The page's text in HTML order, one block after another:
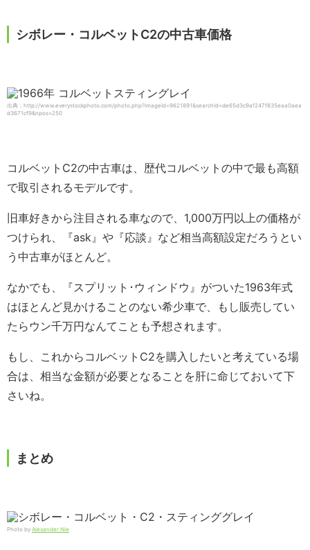
シボレー・コルベットC2の中古車価格
出典：http://www.everystockphoto.com/photo.php?imageId=9621891&searchId=de65d3c9af247f835eaa0aea
d3671cf9&npos=250
コルベットC2の中古車は、歴代コルベットの中で最も高額
で取引されるモデルです。
旧車好きから注目される車なので、1,000万円以上の価格が
つけられ、『ask』や『応談』など相当高額設定だろうとい
う中古車がほとんど。
なかでも、『スプリット･ウィンドウ』がついた1963年式
はほとんど見かけることのない希少車で、もし販売してい
たらウン千万円なんてことも予想されます。
もし、これからコルベットC2を購入したいと考えている場
合は、相当な金額が必要となることを肝に命じておいて下
さいね。
まとめ
Photo by Alexander Nie